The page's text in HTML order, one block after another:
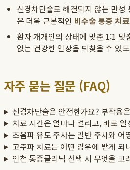
신경차단술로 해결되지 않는 만성
은 더욱 근본적인 비수술 통증 치료
환자 개개인의 상태에 맞춘 1:1 맞
없는 건강한 일상을 되찾을 수 있
자주 묻는 질문 (FAQ)
신경차단술은 안전한가요? 부작용
치료 시간은 얼마나 걸리고, 바로
초음파 유도 주사는 일반 주사와 어
고주파 치료는 어떤 경우에 받게 되
인천 통증클리닉 선택 시 무엇을 고